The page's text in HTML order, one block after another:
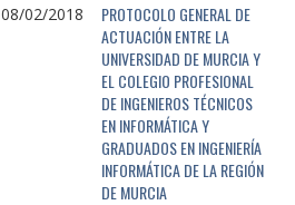
08/02/2018
PROTOCOLO GENERAL DE
ACTUACIÓN ENTRE LA
UNIVERSIDAD DE MURCIA Y
EL COLEGIO PROFESIONAL
DE INGENIEROS TÉCNICOS
EN INFORMÁTICA Y
GRADUADOS EN INGENIERÍA
INFORMÁTICA DE LA REGIÓN
DE MURCIA